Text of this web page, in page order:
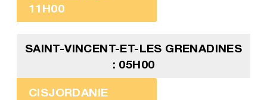
11H00
SAINT-VINCENT-ET-LES GRENADINES
: 05H00
CISJORDANIE